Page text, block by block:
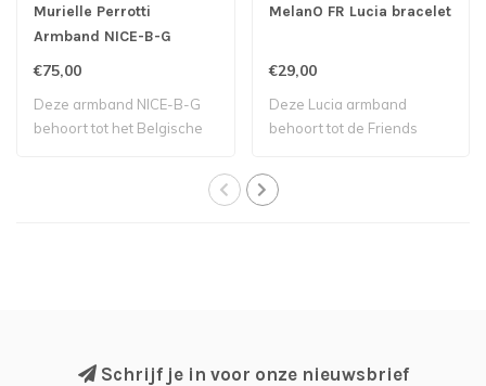
Murielle Perrotti
Armband NICE-B-G
€75,00
Deze armband NICE-B-G
behoort tot het Belgische
MelanO FR Lucia bracelet
€29,00
Deze Lucia armband
behoort tot de Friends
Schrijf je in voor onze nieuwsbrief